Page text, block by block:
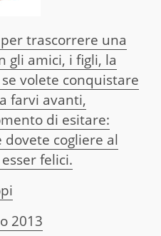
trascorrere una
gli amici, i figli, la
volete conquistare
farvi avanti,
di esitare:
dovete cogliere al
felici.
2013